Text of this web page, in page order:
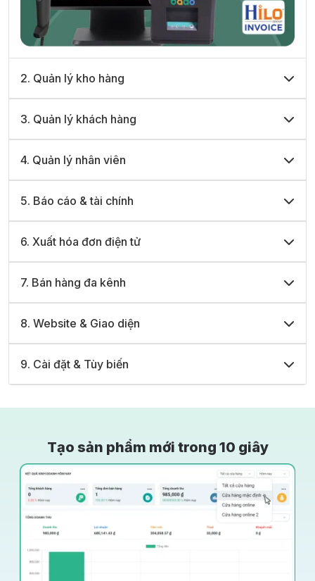
2. Quản lý kho hàng
3. Quản lý khách hàng
4. Quản lý nhân viên
5. Báo cáo & tài chính
6. Xuất hóa đơn điện tử
7. Bán hàng đa kênh
8. Website & Giao diện
9. Cài đặt & Tùy biến
Tạo sản phẩm mới trong 10 giây